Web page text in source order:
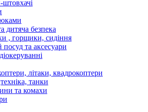
дитяча безпека
, горщики, сидіння
та аксесуари
літаки, квадрокоптери
танки
та комахи